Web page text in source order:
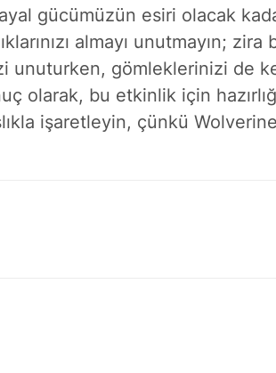
gücümüzün esiri olacak
almayı unutmayın;
unuturken, gömleklerinizi de
olarak, bu etkinlik için
işaretleyin, çünkü